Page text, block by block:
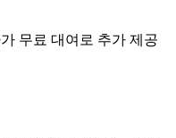
무료 대여로 추가 제공